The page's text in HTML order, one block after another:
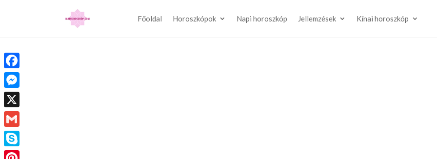
Főoldal Horoszkópok Napi horoszkóp Jellemzések Kínai horoszkóp
Facebook
Messenger
X
Gmail
Skype